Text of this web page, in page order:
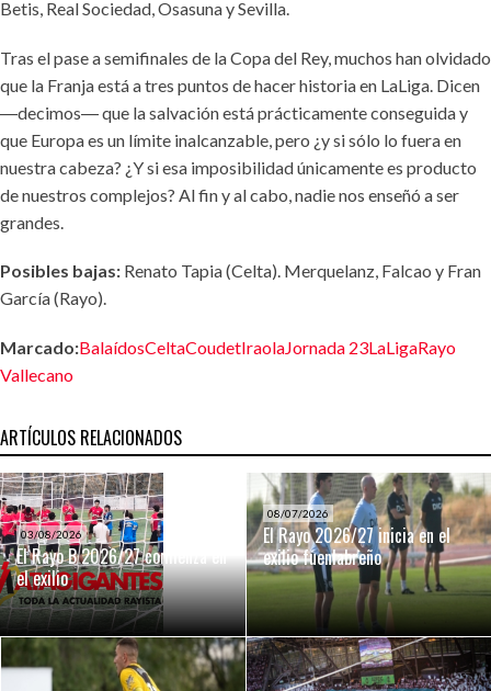
Betis, Real Sociedad, Osasuna y Sevilla.
Tras el pase a semifinales de la Copa del Rey, muchos han olvidado
que la Franja está a tres puntos de hacer historia en LaLiga. Dicen
―decimos― que la salvación está prácticamente conseguida y
que Europa es un límite inalcanzable, pero ¿y si sólo lo fuera en
nuestra cabeza? ¿Y si esa imposibilidad únicamente es producto
de nuestros complejos? Al fin y al cabo, nadie nos enseñó a ser
grandes.
Posibles bajas: Renato Tapia (Celta). Merquelanz, Falcao y Fran
García (Rayo).
Marcado:BalaídosCeltaCoudetIraolaJornada 23LaLigaRayo
Vallecano
ARTÍCULOS RELACIONADOS
03/08/2026
El Rayo B 2026/27 comienza en
el exilio
08/07/2026
El Rayo 2026/27 inicia en el
exilio fuenlabreño